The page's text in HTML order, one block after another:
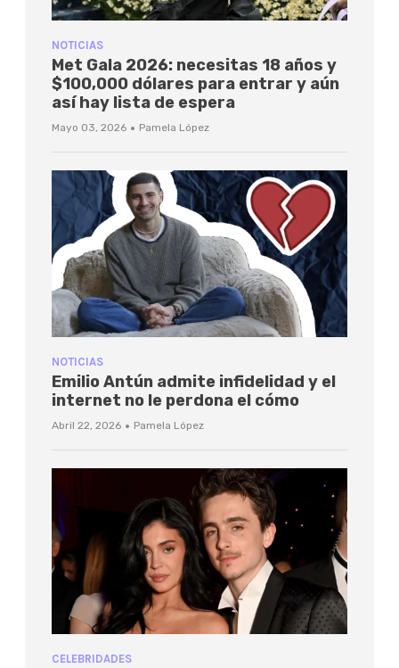
NOTICIAS
Met Gala 2026: necesitas 18 años y
$100,000 dólares para entrar y aún
así hay lista de espera
Mayo 03, 2026 · Pamela López
NOTICIAS
Emilio Antún admite infidelidad y el
internet no le perdona el cómo
Abril 22, 2026 · Pamela López
CELEBRIDADES